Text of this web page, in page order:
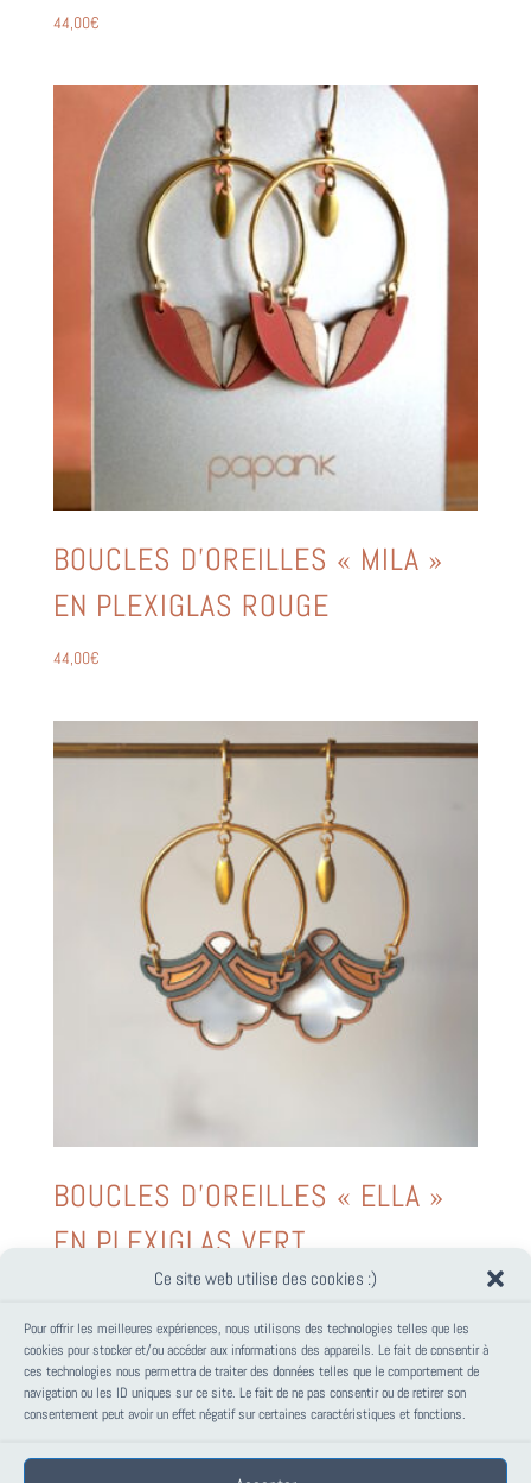
Ce site web utilise des cookies :)
Pour offrir les meilleures expériences, nous utilisons des technologies telles que les
cookies pour stocker et/ou accéder aux informations des appareils. Le fait de consentir à
ces technologies nous permettra de traiter des données telles que le comportement de
navigation ou les ID uniques sur ce site. Le fait de ne pas consentir ou de retirer son
consentement peut avoir un effet négatif sur certaines caractéristiques et fonctions.
44,00€
BOUCLES D’OREILLES « MILA »
EN PLEXIGLAS ROUGE
44,00€
BOUCLES D’OREILLES « ELLA »
EN PLEXIGLAS VERT
PANIER
Votre panier est vide.